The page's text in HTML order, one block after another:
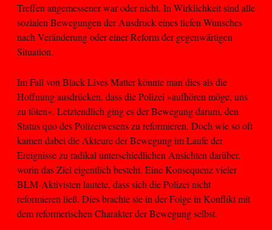
Treffen angemessener war oder nicht. In Wirklichkeit sind alle
sozialen Bewegungen der Ausdruck eines tiefen Wunsches
nach Veränderung oder einer Reform der gegenwärtigen
Situation.
Im Fall von Black Lives Matter könnte man dies als die
Hoffnung ausdrücken, dass die Polizei »aufhören möge, uns
zu töten«. Letztendlich ging es der Bewegung darum, den
Status quo des Polizeiwesens zu reformieren. Doch wie so oft
kamen dabei die Akteure der Bewegung im Laufe der
Ereignisse zu radikal unterschiedlichen Ansichten darüber,
worin das Ziel eigentlich besteht. Eine Konsequenz vieler
BLM-Aktivisten lautete, dass sich die Polizei nicht
reformieren ließ. Dies brachte sie in der Folge in Konflikt mit
dem reformerischen Charakter der Bewegung selbst.